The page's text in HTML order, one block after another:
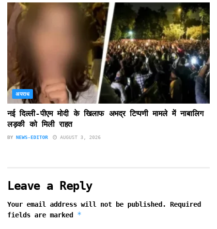
अपराध
नई दिल्ली-पीएम मोदी के खिलाफ अभद्र टिप्पणी मामले में नाबालिग
लड़की को मिली राहत
BY NEWS-EDITOR AUGUST 3, 2026
Leave a Reply
Your email address will not be published.
Required
fields are marked *